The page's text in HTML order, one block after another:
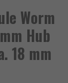
Worm
Hub
18 mm